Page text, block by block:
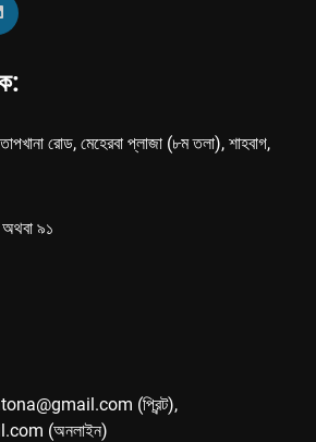
রোড, মেহেরবা প্লাজা (৮ম তলা), শাহবাগ,
৯১
(প্রিন্ট),
(অনলাইন)